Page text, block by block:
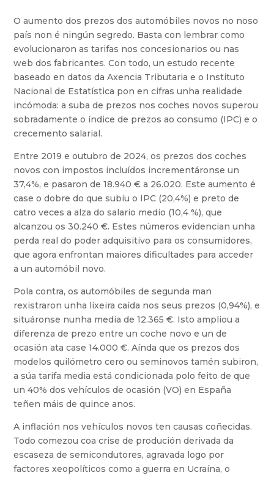
O aumento dos prezos dos automóbiles novos no noso
país non é ningún segredo. Basta con lembrar como
evolucionaron as tarifas nos concesionarios ou nas
web dos fabricantes. Con todo, un estudo recente
baseado en datos da Axencia Tributaria e o Instituto
Nacional de Estatística pon en cifras unha realidade
incómoda: a suba de prezos nos coches novos superou
sobradamente o índice de prezos ao consumo (IPC) e o
crecemento salarial.
Entre 2019 e outubro de 2024, os prezos dos coches
novos con impostos incluídos incrementáronse un
37,4%, e pasaron de 18.940 € a 26.020. Este aumento é
case o dobre do que subiu o IPC (20,4%) e preto de
catro veces a alza do salario medio (10,4 %), que
alcanzou os 30.240 €. Estes números evidencian unha
perda real do poder adquisitivo para os consumidores,
que agora enfrontan maiores dificultades para acceder
a un automóbil novo.
Pola contra, os automóbiles de segunda man
rexistraron unha lixeira caída nos seus prezos (0,94%), e
situáronse nunha media de 12.365 €. Isto ampliou a
diferenza de prezo entre un coche novo e un de
ocasión ata case 14.000 €. Aínda que os prezos dos
modelos quilómetro cero ou seminovos tamén subiron,
a súa tarifa media está condicionada polo feito de que
un 40% dos vehículos de ocasión (VO) en España
teñen máis de quince anos.
A inflación nos vehículos novos ten causas coñecidas.
Todo comezou coa crise de produción derivada da
escaseza de semicondutores, agravada logo por
factores xeopolíticos como a guerra en Ucraína, o